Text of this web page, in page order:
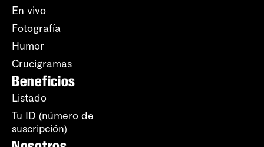
En vivo
Fotografía
Humor
Crucigramas
Beneficios
Listado
Tu ID (número de
suscripción)